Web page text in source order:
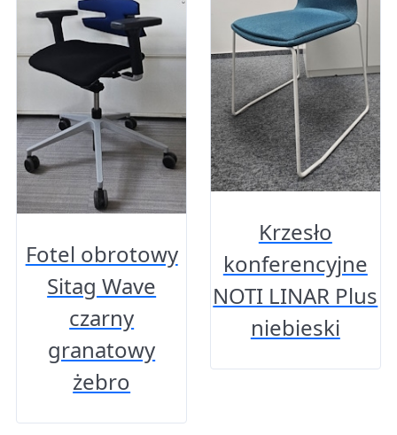
Fotel obrotowy
Sitag Wave
czarny
granatowy
żebro
Krzesło
konferencyjne
NOTI LINAR Plus
niebieski